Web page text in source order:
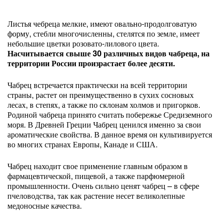
Листья чебреца мелкие, имеют овально-продолговатую
форму, стебли многочисленны, стелятся по земле, имеет
небольшие цветки розовато-лилового цвета.
Насчитывается свыше 30 различных видов чабреца, на
территории России произрастает более десяти.
Чабрец встречается практически на всей территории
страны, растет он преимущественно в сухих сосновых
лесах, в степях, а также по склонам холмов и пригорков.
Родиной чабреца принято считать побережье Средиземного
моря. В Древней Греции Чабрец ценился именно за свои
ароматические свойства. В данное время он культивируется
во многих странах Европы, Канаде и США.
Чабрец находит свое применение главным образом в
фармацевтической, пищевой, а также парфюмерной
промышленности. Очень сильно ценят чабрец – в сфере
пчеловодства, так как растение несет великолепные
медоносные качества.